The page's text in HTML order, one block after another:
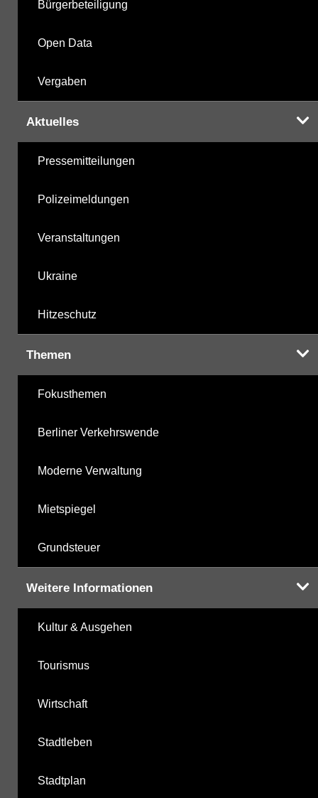
Bürgerbeteiligung
Open Data
Vergaben
Aktuelles
Pressemitteilungen
Polizeimeldungen
Veranstaltungen
Ukraine
Hitzeschutz
Themen
Fokusthemen
Berliner Verkehrswende
Moderne Verwaltung
Mietspiegel
Grundsteuer
Weitere Informationen
Kultur & Ausgehen
Tourismus
Wirtschaft
Stadtleben
Stadtplan